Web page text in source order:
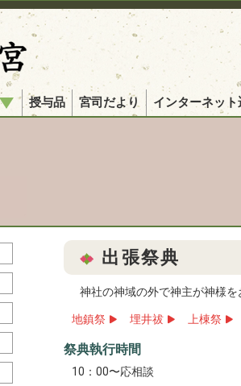
授与品 宮司だより インターネット
出張祭典
神社の神域の外で神主が神様
地鎮祭 埋井祓 上棟祭
祭典執行時間
10：00〜応相談